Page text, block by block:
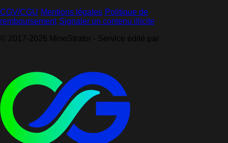
CGV/CGU· Mentions légales· Politique de
remboursement·Signaler un contenu illicite
© 2017-2026 MineStrator - Service édité par